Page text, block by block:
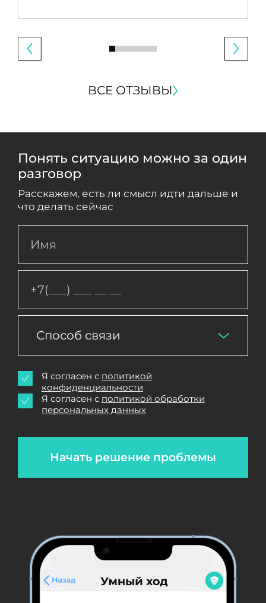
ВСЕ ОТЗЫВЫ
Понять ситуацию можно за один
разговор
Расскажем, есть ли смысл идти дальше и
что делать сейчас
Способ связи
Начать решение проблемы
Я согласен с политикой
конфиденциальности
Я согласен с политикой обработки
персональных данных